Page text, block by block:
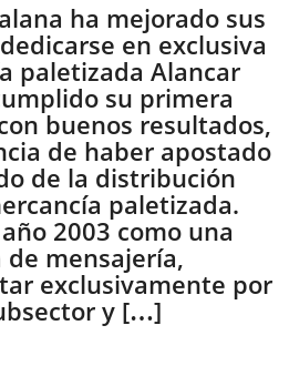
ha mejorado sus
en exclusiva
paletizada Alancar
su primera
buenos resultados,
de haber apostado
de la distribución
paletizada.
2003 como una
de mensajería,
exclusivamente por
y […]